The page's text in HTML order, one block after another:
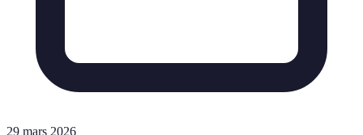
29 mars 2026